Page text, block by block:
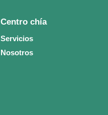
Centro chía
Servicios
Nosotros